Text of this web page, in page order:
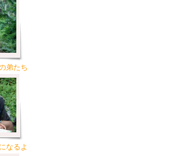
弟たち
なるよ